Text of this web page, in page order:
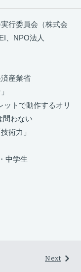
行委員会（株式会
、NPO法人
産業省
トで動作するオリ
問わない
術力」
中学生
Next